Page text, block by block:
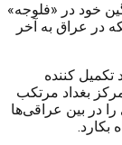
خود در «فلوجه»
در عراق به آخر
تکمیل کننده
بغداد مرتکب
در بین عراقی‌ها
بکارد.